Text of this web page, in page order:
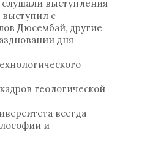
выступления
выступил с
Дюсембай, другие
дня
геологической
всегда
и